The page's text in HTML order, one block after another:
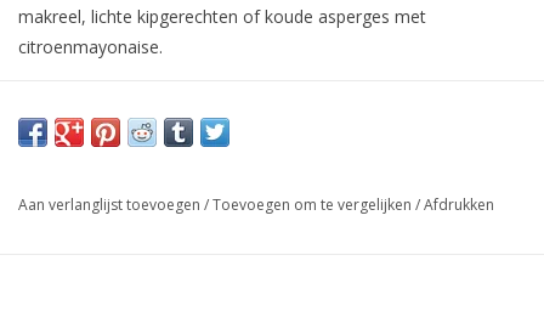
makreel, lichte kipgerechten of koude asperges met
citroenmayonaise.
Aan verlanglijst toevoegen /Toevoegen om te vergelijken /Afdrukken